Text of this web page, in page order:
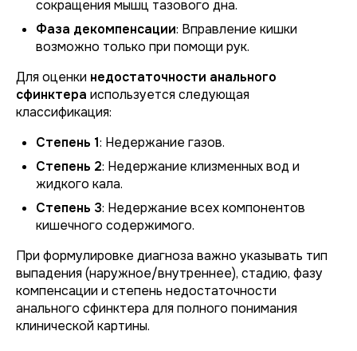
сокращения мышц тазового дна.
Фаза декомпенсации: Вправление кишки
возможно только при помощи рук.
Для оценки недостаточности анального
сфинктера используется следующая
классификация:
Степень 1: Недержание газов.
Степень 2: Недержание клизменных вод и
жидкого кала.
Степень 3: Недержание всех компонентов
кишечного содержимого.
При формулировке диагноза важно указывать тип
выпадения (наружное/внутреннее), стадию, фазу
компенсации и степень недостаточности
анального сфинктера для полного понимания
клинической картины.